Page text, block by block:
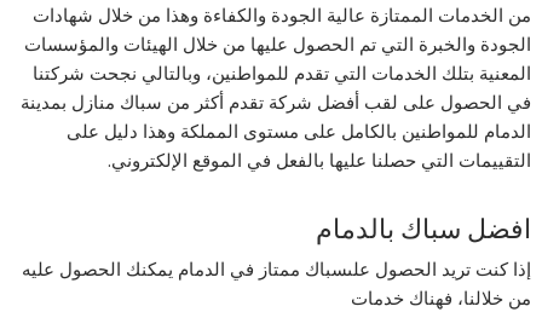
من الخدمات الممتازة عالية الجودة والكفاءة وهذا من خلال شهادات
الجودة والخبرة التي تم الحصول عليها من خلال الهيئات والمؤسسات
المعنية بتلك الخدمات التي تقدم للمواطنين، وبالتالي نجحت شركتنا
في الحصول على لقب أفضل شركة تقدم أكثر من سباك منازل بمدينة
الدمام للمواطنين بالكامل على مستوى المملكة وهذا دليل على
التقييمات التي حصلنا عليها بالفعل في الموقع الإلكتروني.
افضل سباك بالدمام
إذا كنت تريد الحصول علىسباك ممتاز في الدمام يمكنك الحصول عليه
من خلالنا، فهناك خدمات